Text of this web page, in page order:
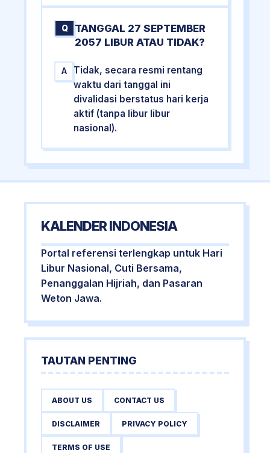
Q
TANGGAL 27 SEPTEMBER
2057 LIBUR ATAU TIDAK?
A
Tidak, secara resmi rentang
waktu dari tanggal ini
divalidasi berstatus hari kerja
aktif (tanpa libur libur
nasional).
KALENDER INDONESIA
Portal referensi terlengkap untuk Hari
Libur Nasional, Cuti Bersama,
Penanggalan Hijriah, dan Pasaran
Weton Jawa.
TAUTAN PENTING
ABOUT US CONTACT US
DISCLAIMER PRIVACY POLICY
TERMS OF USE